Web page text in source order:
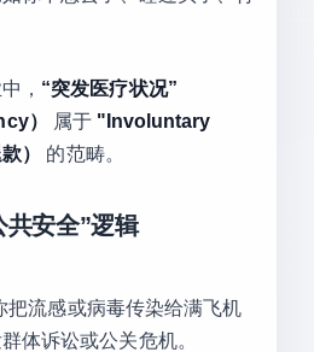
， “突发医疗状况”
）
属于 "Involuntary
）
的范畴。
共安全”逻辑
把流感或病毒传染给满飞机
体诉讼或公关危机。